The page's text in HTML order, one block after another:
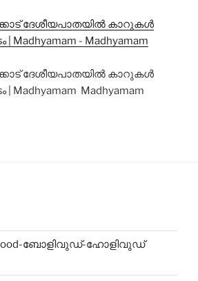
ദേശീയപാതയിൽ കാറുകൾ
| Madhyamam - Madhyamam
ദേശീയപാതയിൽ കാറുകൾ
| Madhyamam Madhyamam
ബോളിവുഡ്-ഹോളിവുഡ്